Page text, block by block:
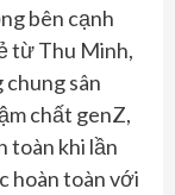
bên cạnh
từ Thu Minh,
chung sân
chất genZ,
toàn khi lần
hoàn toàn với